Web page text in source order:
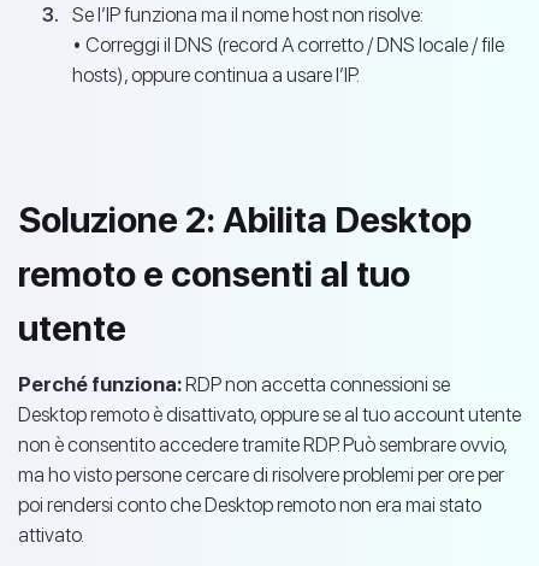
Se l’IP funziona ma il nome host non risolve:
• Correggi il DNS (record A corretto / DNS locale / file
hosts), oppure continua a usare l’IP.
Soluzione 2: Abilita Desktop
remoto e consenti al tuo
utente
Perché funziona:RDP non accetta connessioni se
Desktop remoto è disattivato, oppure se al tuo account utente
non è consentito accedere tramite RDP. Può sembrare ovvio,
ma ho visto persone cercare di risolvere problemi per ore per
poi rendersi conto che Desktop remoto non era mai stato
attivato.